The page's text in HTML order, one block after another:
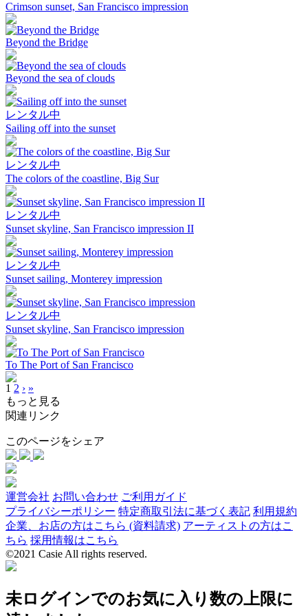
Crimson sunset, San Francisco impression
Beyond the Bridge
Beyond the sea of clouds
レンタル中
Sailing off into the sunset
レンタル中
The colors of the coastline, Big Sur
レンタル中
Sunset skyline, San Francisco impression II
レンタル中
Sunset sailing, Monterey impression
レンタル中
Sunset skyline, San Francisco impression
To The Port of San Francisco
1 2 › »
もっと見る
関連リンク
このページをシェア
運営会社 お問い合わせ ご利用ガイド
プライバシーポリシー 特定商取引法に基づく表記 利用規約
企業、お店の方はこちら (資料請求) アーティストの方はこ
ちら 採用情報はこちら
©2021 Casie All rights reserved.
未ログインでのお気に入り数の上限に